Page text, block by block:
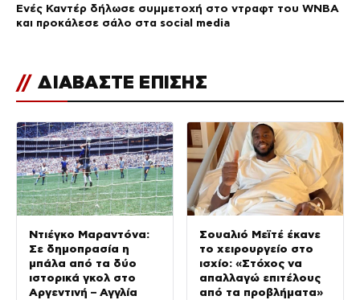
Ενές Καντέρ δήλωσε συμμετοχή στο ντραφτ του WNBA
και προκάλεσε σάλο στα social media
// ΔΙΑΒΑΣΤΕ ΕΠΙΣΗΣ
Ντιέγκο Μαραντόνα:
Σε δημοπρασία η
μπάλα από τα δύο
ιστορικά γκολ στο
Αργεντινή – Αγγλία
Σουαλιό Μεϊτέ έκανε
το χειρουργείο στο
ισχίο: «Στόχος να
απαλλαγώ επιτέλους
από τα προβλήματα»